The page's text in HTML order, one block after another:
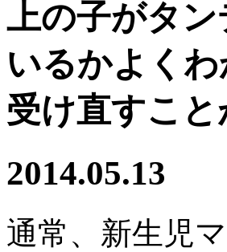
上の子がタ
いるかよく
受け直すこ
2014.05.13
通常、新生児